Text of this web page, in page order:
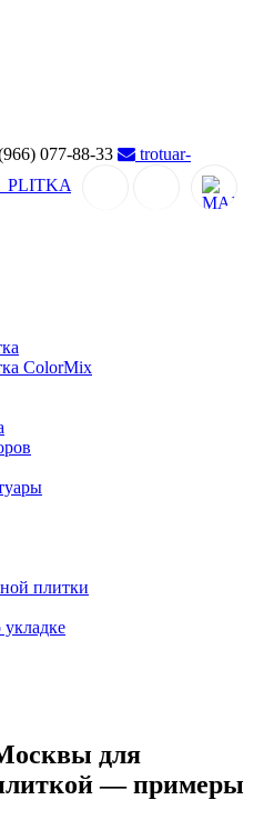
077-88-33
trotuar-
MAX
ColorMix
плитки
для
плиткой — примеры